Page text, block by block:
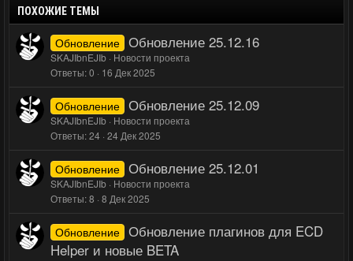
и
ПОХОЖИЕ ТЕМЫ
Обновление Обновление 25.12.16
SKAJIbnEJIb Новости проекта
Ответы 0 16 Дек 2025
Обновление Обновление 25.12.09
SKAJIbnEJIb Новости проекта
Ответы 24 24 Дек 2025
Обновление Обновление 25.12.01
SKAJIbnEJIb Новости проекта
Ответы 8 8 Дек 2025
Обновление Обновление плагинов для ECD
Helper и новые BETA